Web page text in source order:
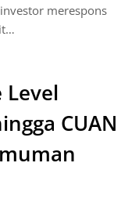
merespons
Level
CUAN